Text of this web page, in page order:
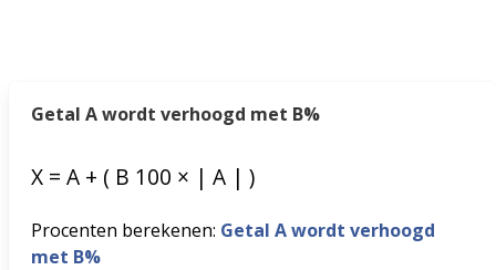
Getal A wordt verhoogd met B%
X = A + ( B 100 × | A | )
Procenten berekenen: Getal A wordt verhoogd
met B%